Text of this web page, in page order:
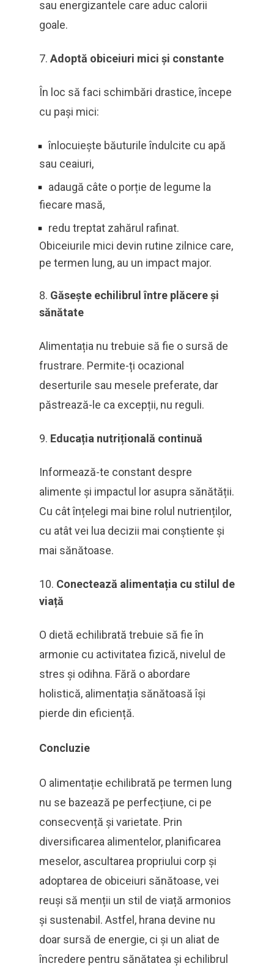
sau energizantele care aduc calorii
goale.
Adoptă obiceiuri mici și constante
În loc să faci schimbări drastice, începe
cu pași mici:
înlocuiește băuturile îndulcite cu apă
sau ceaiuri,
adaugă câte o porție de legume la
fiecare masă,
redu treptat zahărul rafinat.
Obiceiurile mici devin rutine zilnice care,
pe termen lung, au un impact major.
Găsește echilibrul între plăcere și
sănătate
Alimentația nu trebuie să fie o sursă de
frustrare. Permite-ți ocazional
deserturile sau mesele preferate, dar
păstrează-le ca excepții, nu reguli.
Educația nutrițională continuă
Informează-te constant despre
alimente și impactul lor asupra sănătății.
Cu cât înțelegi mai bine rolul nutrienților,
cu atât vei lua decizii mai conștiente și
mai sănătoase.
Conectează alimentația cu stilul de
viață
O dietă echilibrată trebuie să fie în
armonie cu activitatea fizică, nivelul de
stres și odihna. Fără o abordare
holistică, alimentația sănătoasă își
pierde din eficiență.
Concluzie
O alimentație echilibrată pe termen lung
nu se bazează pe perfecțiune, ci pe
consecvență și varietate. Prin
diversificarea alimentelor, planificarea
meselor, ascultarea propriului corp și
adoptarea de obiceiuri sănătoase, vei
reuși să menții un stil de viață armonios
și sustenabil. Astfel, hrana devine nu
doar sursă de energie, ci și un aliat de
încredere pentru sănătatea și echilibrul